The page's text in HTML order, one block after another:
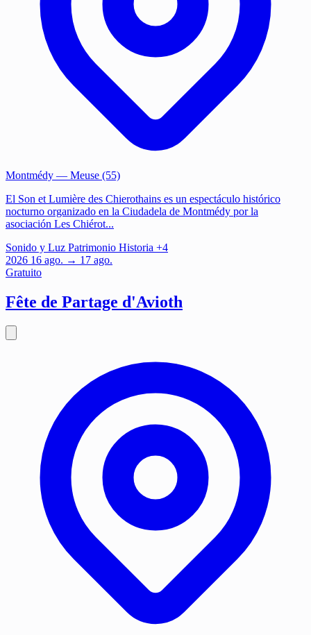
Montmédy — Meuse (55)
El Son et Lumière des Chierothains es un espectáculo histórico
nocturno organizado en la Ciudadela de Montmédy por la
asociación Les Chiérot...
Sonido y Luz Patrimonio Historia +4
2026 16 ago. → 17 ago.
Gratuito
Fête de Partage d'Avioth